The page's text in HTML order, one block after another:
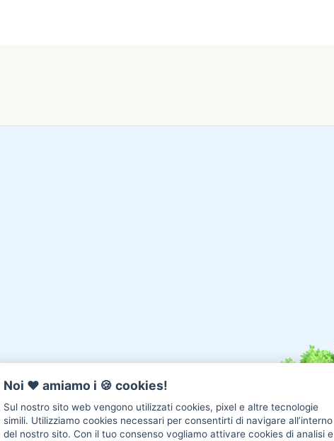
Noi ♥️ amiamo i 🍪 cookies!
Sul nostro sito web vengono utilizzati cookies, pixel e altre tecnologie
simili. Utilizziamo cookies necessari per consentirti di navigare all’interno
del nostro sito. Con il tuo consenso vogliamo attivare cookies di analisi e